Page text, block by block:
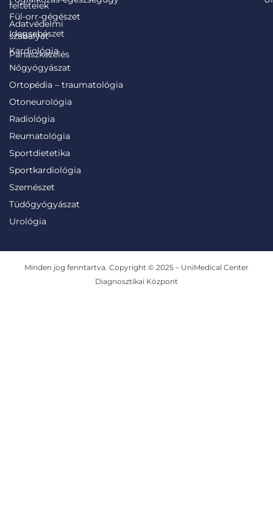
feltételek
Adatvédelmi
szabályat
Panaszkezelés
Fül-orr-gégészet
Idegsebészet
Kardiológia
Nőgyógyászat
Ortopédia – traumatológia
Otoneurológia
Radiológia
Reumatológia
Sportdietetika
Sportkardiológia
Szemészet
Tüdőgyógyászat
Urológia
Minden jog fenntartva. Copyright © 2025 – UniMedical Center
Diagnosztikai Központ